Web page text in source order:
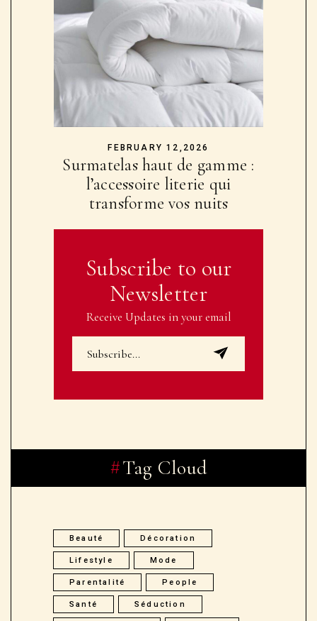
FEBRUARY 12,2026
Surmatelas haut de gamme :
l’accessoire literie qui
transforme vos nuits
Subscribe to our
Newsletter
Receive Updates in your email
Tag Cloud
Beauté Décoration
Lifestyle Mode
Parentalité People
Santé Séduction